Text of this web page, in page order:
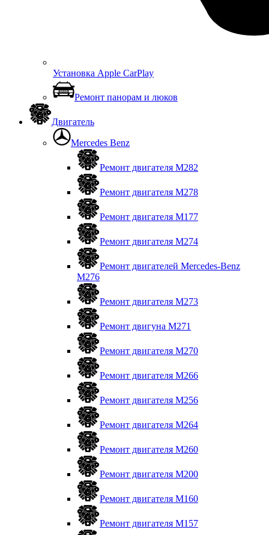
Установка Apple CarPlay
Ремонт панорам и люков
Двигатель
Mercedes Benz
Ремонт двигателя М282
Ремонт двигателя М278
Ремонт двигателя М177
Ремонт двигателя М274
Ремонт двигателей Mercedes-Benz
M276
Ремонт двигателя М273
Ремонт двигуна М271
Ремонт двигателя М270
Ремонт двигателя М266
Ремонт двигателя М256
Ремонт двигателя М264
Ремонт двигателя М260
Ремонт двигателя M200
Ремонт двигателя М160
Ремонт двигателя М157